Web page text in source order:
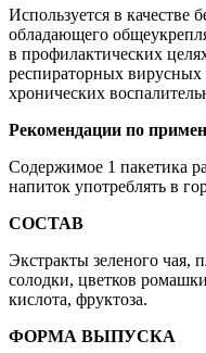
Используется в качестве
обладающего
в профилактических
респираторных
хронических
Рекомендации по
Содержимое 1 пакетика
напиток употреблять в
СОСТАВ
Экстракты зеленого чая,
солодки, цветков
кислота, фруктоза.
ФОРМА ВЫПУСКА